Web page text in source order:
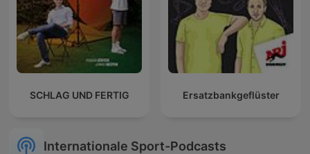
SCHLAG UND FERTIG Ersatzbankgeflüster
Internationale Sport-Podcasts